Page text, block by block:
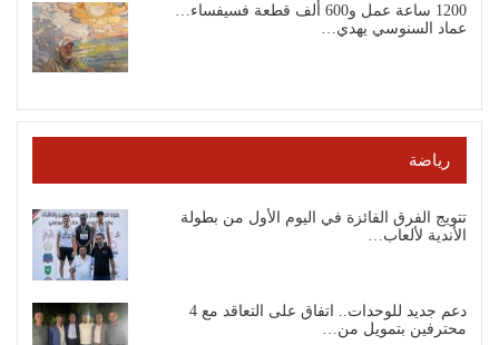
1200 ساعة عمل و600 ألف قطعة فسيفساء…
عماد السنوسي يهدي…
رياضة
تتويج الفرق الفائزة في اليوم الأول من بطولة
الأندية لألعاب…
دعم جديد للوحدات.. اتفاق على التعاقد مع 4
محترفين بتمويل من…